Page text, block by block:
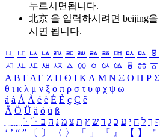
누르시면됩니다.
北京 을 입력하시려면 beijing을
시면 됩니다.
ㅥ ㅦ ㅧ ㅨ ㅩ ㅪ ㅫ ㅬ ㅭ ㅮ ㅯ ㅰ ㅱ
ㅺ ㅻ ㅼ ㅽ ㅾ ㅿ ㆀ ㆁ ㆂ ㆃ ㆄ ㆅ ㆆ
Α Β ΓΔ Ε Ζ Η Θ Ι ΚΛ Μ Ν Ξ Ο Π Ρ Σ
θ ι κ λ μ ν ξ ο π ρ σ τ υ φ χ ψ ω
á à Á À é è É È ç Ç ê
Ä Ö Ü ä ö ü ß
ִֶֹ ֻּ ׁׂ ף ך ל ח י ע כ ג ד ש ץ ת צ מ נ ה ב
‘ ’ “ ” 〔 〕 〈 〉 「 」 『 』 【 】 ＂